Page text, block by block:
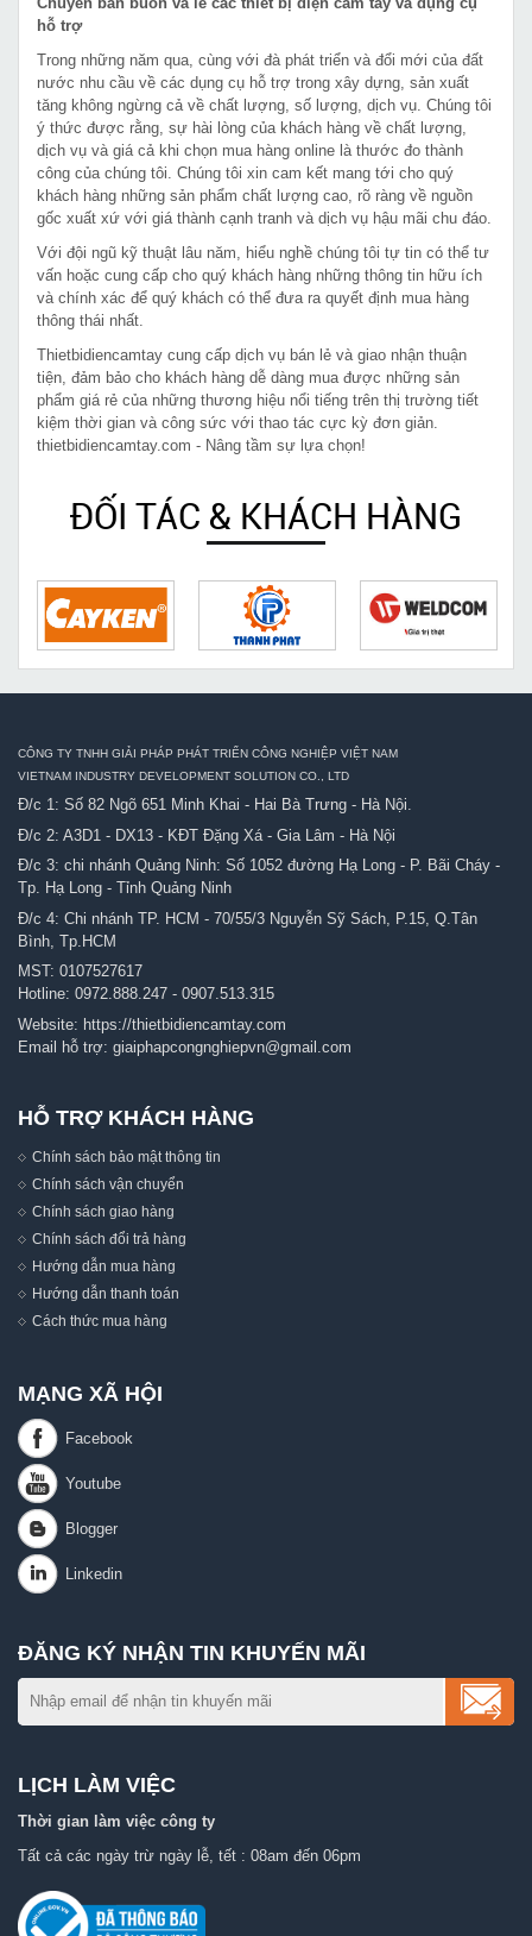
hỗ trợ
Trong những năm qua, cùng với đà phát triển và đổi mới của đất
nước nhu cầu về các dụng cụ hỗ trợ trong xây dựng, sản xuất
tăng không ngừng cả về chất lượng, số lượng, dịch vụ. Chúng tôi
ý thức được rằng, sự hài lòng của khách hàng về chất lượng,
dịch vụ và giá cả khi chọn mua hàng online là thước đo thành
công của chúng tôi. Chúng tôi xin cam kết mang tới cho quý
khách hàng những sản phẩm chất lượng cao, rõ ràng về nguồn
gốc xuất xứ với giá thành cạnh tranh và dịch vụ hậu mãi chu đáo.
Với đội ngũ kỹ thuật lâu năm, hiểu nghề chúng tôi tự tin có thể tư
vấn hoặc cung cấp cho quý khách hàng những thông tin hữu ích
và chính xác để quý khách có thể đưa ra quyết định mua hàng
thông thái nhất.
Thietbidiencamtay cung cấp dịch vụ bán lẻ và giao nhận thuận
tiện, đảm bảo cho khách hàng dễ dàng mua được những sản
phẩm giá rẻ của những thương hiệu nổi tiếng trên thị trường tiết
kiệm thời gian và công sức với thao tác cực kỳ đơn giản.
thietbidiencamtay.com - Nâng tầm sự lựa chọn!
ĐỐI TÁC & KHÁCH HÀNG
CÔNG TY TNHH GIẢI PHÁP PHÁT TRIỂN CÔNG NGHIỆP VIỆT NAM
VIETNAM INDUSTRY DEVELOPMENT SOLUTION CO., LTD
Đ/c 1: Số 82 Ngõ 651 Minh Khai - Hai Bà Trưng - Hà Nội.
Đ/c 2: A3D1 - DX13 - KĐT Đặng Xá - Gia Lâm - Hà Nội
Đ/c 3: chi nhánh Quảng Ninh: Số 1052 đường Hạ Long - P. Bãi Cháy -
Tp. Hạ Long - Tỉnh Quảng Ninh
Đ/c 4: Chi nhánh TP. HCM - 70/55/3 Nguyễn Sỹ Sách, P.15, Q.Tân
Bình, Tp.HCM
MST: 0107527617
Hotline: 0972.888.247 - 0907.513.315
Website: https://thietbidiencamtay.com
Email hỗ trợ: giaiphapcongnghiepvn@gmail.com
HỖ TRỢ KHÁCH HÀNG
Chính sách bảo mật thông tin
Chính sách vận chuyển
Chính sách giao hàng
Chính sách đổi trả hàng
Hướng dẫn mua hàng
Hướng dẫn thanh toán
Cách thức mua hàng
MẠNG XÃ HỘI
ĐĂNG KÝ NHẬN TIN KHUYẾN MÃI
LỊCH LÀM VIỆC
Thời gian làm việc công ty
Tất cả các ngày trừ ngày lễ, tết : 08am đến 06pm